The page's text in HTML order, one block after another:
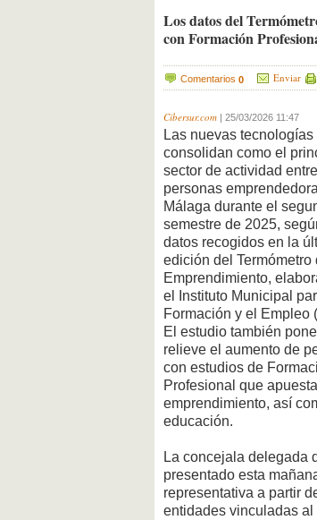
Los datos del
con Formación
Comentarios 0 Enviar
Cibersur.com 25/03/2026 11:47
Las nuevas tecnologías
consolidan como el
sector de actividad
personas
Málaga durante el
semestre de 2025,
datos recogidos en la
edición del Termómetro
Emprendimiento,
el Instituto Municipal
Formación y el Empleo
El estudio también
relieve el aumento de
con estudios de
Profesional que
emprendimiento, así
educación.
La concejala delegada
presentado esta
representativa a partir
entidades vinculadas